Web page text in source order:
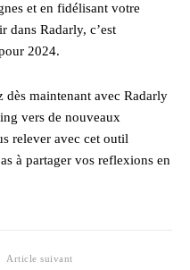
et en fidélisant votre
dans Radarly, c’est
2024.
maintenant avec Radarly
vers de nouveaux
relever avec cet outil
à partager vos reflexions en
Article suivant